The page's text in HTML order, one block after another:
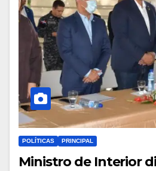
POLÍTICAS PRINCIPAL
Ministro de Interior